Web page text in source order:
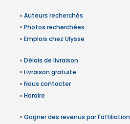
» Auteurs recherchés
» Photos recherchées
» Emplois chez Ulysse
» Délais de livraison
» Livraison gratuite
» Nous contacter
» Horaire
» Gagner des revenus par l'affiliation